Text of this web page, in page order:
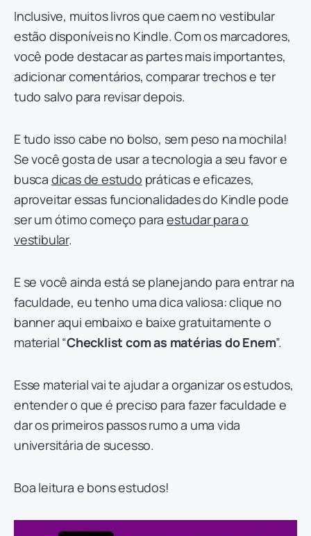
Inclusive, muitos livros que caem no vestibular
estão disponíveis no Kindle. Com os marcadores,
você pode destacar as partes mais importantes,
adicionar comentários, comparar trechos e ter
tudo salvo para revisar depois.
E tudo isso cabe no bolso, sem peso na mochila!
Se você gosta de usar a tecnologia a seu favor e
busca dicas de estudo práticas e eficazes,
aproveitar essas funcionalidades do Kindle pode
ser um ótimo começo paraestudar para o
vestibular.
E se você ainda está se planejando para entrar na
faculdade, eu tenho uma dica valiosa: clique no
banner aqui embaixo e baixe gratuitamente o
material “Checklist com as matérias do Enem”.
Esse material vai te ajudar a organizar os estudos,
entender o que é preciso para fazer faculdade e
dar os primeiros passos rumo a uma vida
universitária de sucesso.
Boa leitura e bons estudos!